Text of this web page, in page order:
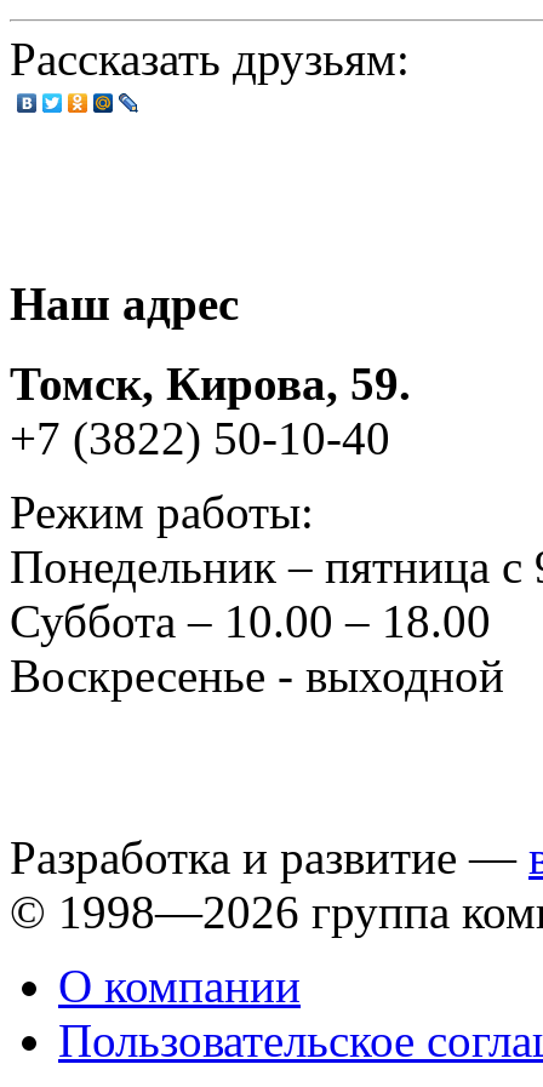
Рассказать друзьям:
Наш адрес
Томск, Кирова, 59.
+7 (3822) 50-10-40
Режим работы:
Понедельник – пятница с
Суббота – 10.00 – 18.00
Воскресенье - выходной
Разработка и развитие —
© 1998—2026 группа
О компании
Пользовательское